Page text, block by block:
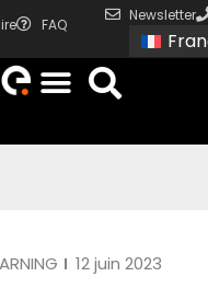
FAQ
Newsletter
12 juin 2023